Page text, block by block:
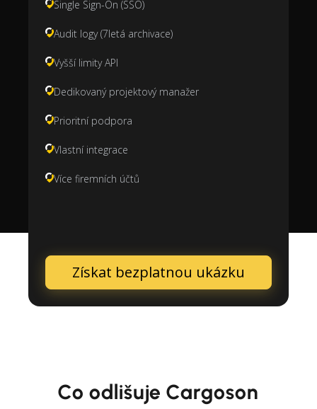
Single Sign-On (SSO)
Audit logy (7letá archivace)
Vyšší limity API
Dedikovaný projektový manažer
Prioritní podpora
Vlastní integrace
Více firemních účtů
Získat bezplatnou ukázku
Co odlišuje Cargoson